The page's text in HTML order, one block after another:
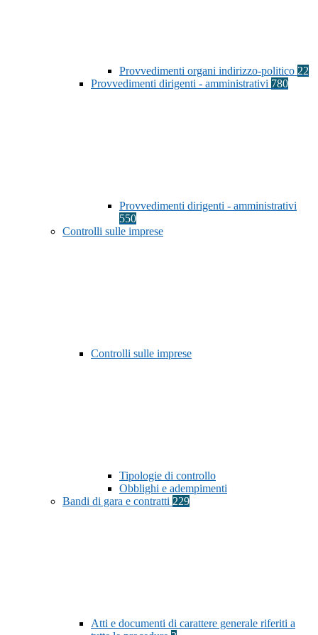
Provvedimenti organi indirizzo-politico 22
Provvedimenti dirigenti - amministrativi 780
Provvedimenti dirigenti - amministrativi
550
Controlli sulle imprese
Controlli sulle imprese
Tipologie di controllo
Obblighi e adempimenti
Bandi di gara e contratti 229
Atti e documenti di carattere generale riferiti a